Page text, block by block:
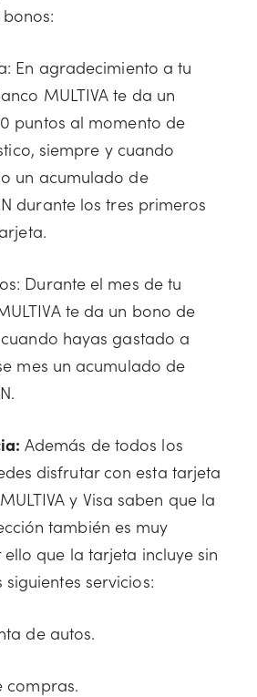
En agradecimiento a tu
MULTIVA te da un
puntos al momento de
siempre y cuando
un acumulado de
durante los tres primeros
Durante el mes de tu
te da un bono de
hayas gastado a
mes un acumulado de
Además de todos los
disfrutar con esta tarjeta
y Visa saben que la
también es muy
que la tarjeta incluye sin
servicios:
de autos.
compras.